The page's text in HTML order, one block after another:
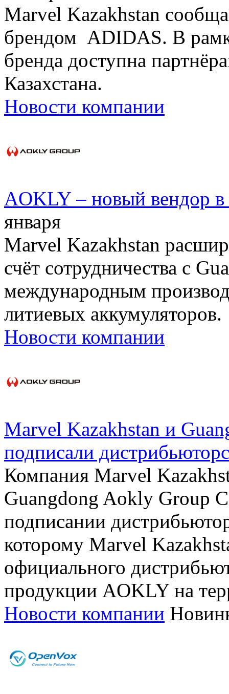
Marvel Kazakhstan
брендом ADIDAS. В
бренда доступна
Казахстана.
Новости компании
AOKLY – новый вендор
января
Marvel Kazakhstan
счёт сотрудничества с
международным
литиевых аккумуляторов.
Новости компании
Marvel Kazakhstan и
подписали
Компания Marvel
Guangdong Aokly Group
подписании
которому Marvel
официального
продукции AOKLY на
Новости компании